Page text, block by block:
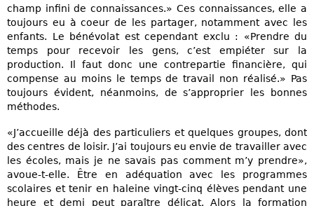
champ infini de connaissances.» Ces connaissances, elle a
toujours eu à coeur de les partager, notamment avec les
enfants. Le bénévolat est cependant exclu : «Prendre du
temps pour recevoir les gens, c’est empiéter sur la
production. Il faut donc une contrepartie financière, qui
compense au moins le temps de travail non réalisé.» Pas
toujours évident, néanmoins, de s’approprier les bonnes
méthodes.
«J’accueille déjà des particuliers et quelques groupes, dont
des centres de loisir. J’ai toujours eu envie de travailler avec
les écoles, mais je ne savais pas comment m’y prendre»,
avoue-t-elle. Être en adéquation avec les programmes
scolaires et tenir en haleine vingt-cinq élèves pendant une
heure et demi peut paraître délicat. Alors la formation